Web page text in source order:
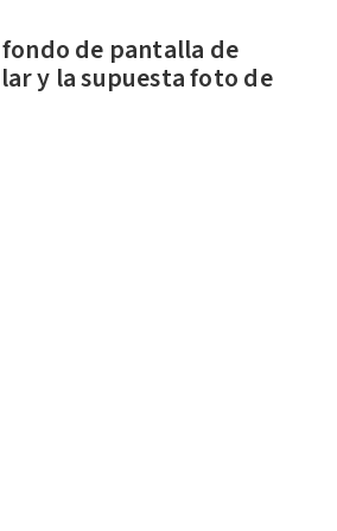
de pantalla de
y la supuesta foto de